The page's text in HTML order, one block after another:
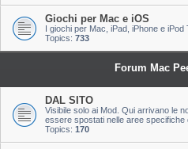
Giochi per Mac e iOS
I giochi per Mac, iPad, iPhone e iPod
Topics: 733
Forum Mac
DAL SITO
Visibile solo ai Mod. Qui arrivano le
essere spostati nelle aree specifiche
Topics: 170